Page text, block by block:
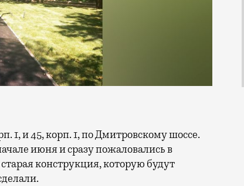
июня и сразу пожаловались в
конструкция, которую будут